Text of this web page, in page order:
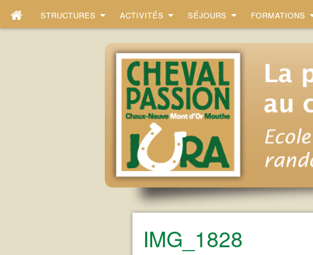
structures activités séjours formations
IMG_1828